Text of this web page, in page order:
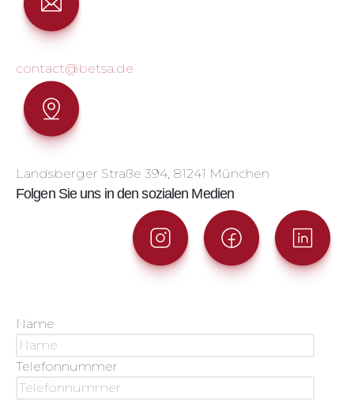
contact@betsa.de
Landsberger Straße 394, 81241 München
Folgen Sie uns in den sozialen Medien
Name
Telefonnummer